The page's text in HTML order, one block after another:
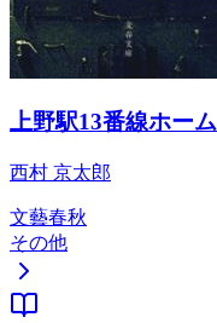
上野駅13番線ホーム
西村 京太郎
文藝春秋
その他